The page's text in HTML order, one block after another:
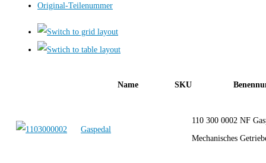
Original-Teilenummer
Name SKU
Gaspedal
110 300 0002 NF
Mechanisches